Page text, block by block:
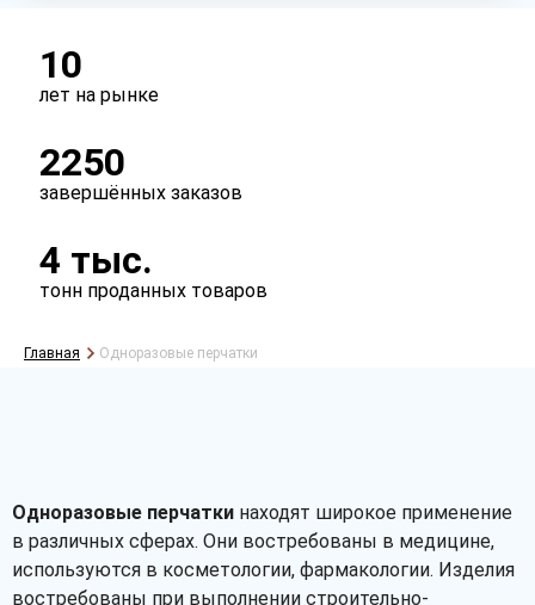
10
лет на рынке
2250
завершённых заказов
4 тыс.
тонн проданных товаров
Главная Одноразовые перчатки
Одноразовые перчатки находят широкое применение
в различных сферах. Они востребованы в медицине,
используются в косметологии, фармакологии. Изделия
востребованы при выполнении строительно-